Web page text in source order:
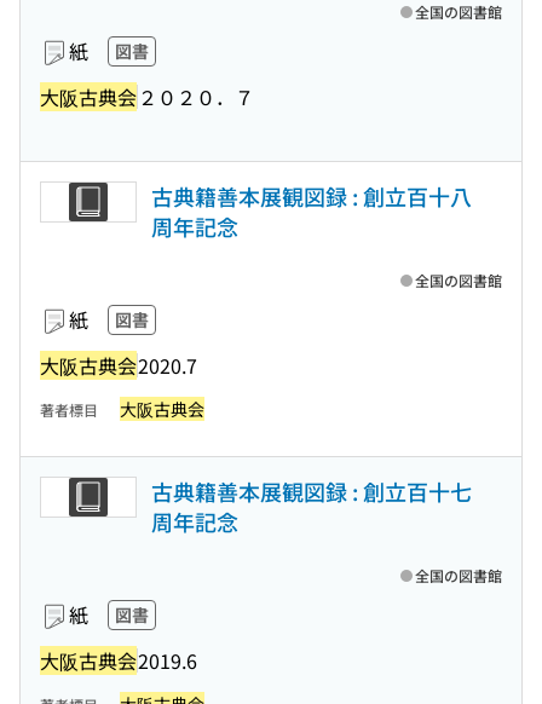
紙 図書
大阪古典会 ２０２０．７
全国の図書館
古典籍善本展観図録 : 創立百十八
周年記念
紙 図書
大阪古典会2020.7
全国の図書館
著者標目 大阪古典会
古典籍善本展観図録 : 創立百十七
周年記念
紙 図書
大阪古典会2019.6
全国の図書館